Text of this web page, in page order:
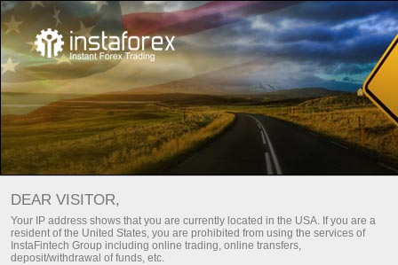
For traders Analysis বিশ্বের বিভিন্ন ছুটির দিন এবং রীতিনীতি
বিশ্বের বিভিন্ন ছুটির দিন এবং রীতিনীতি
DEAR VISITOR,
Your IP address shows that you are currently located in the USA. If you are a
resident of the United States, you are prohibited from using the services of
InstaFintech Group including online trading, online transfers,
deposit/withdrawal of funds, etc.